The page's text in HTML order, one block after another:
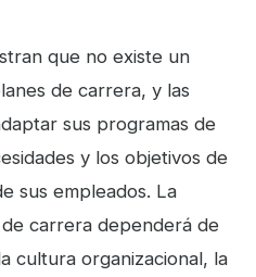
que no existe un
de carrera, y las
sus programas de
y los objetivos de
sus empleados. La
carrera dependerá de
cultura organizacional, la